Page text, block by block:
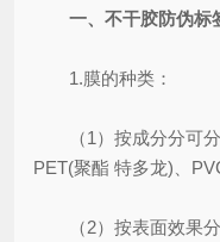
一、不干胶防伪标
1.膜的种类：
（1）按成分分可分
PET(聚酯 特多龙)、
（2）按表面效果分